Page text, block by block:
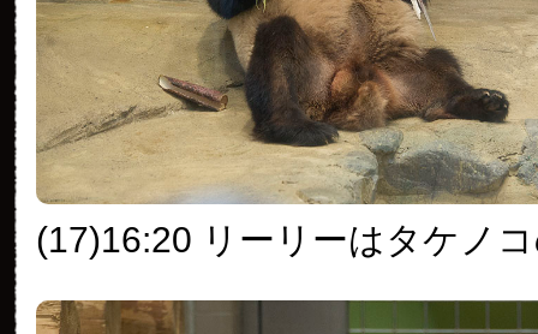
(17)16:20 リーリーはタケノ